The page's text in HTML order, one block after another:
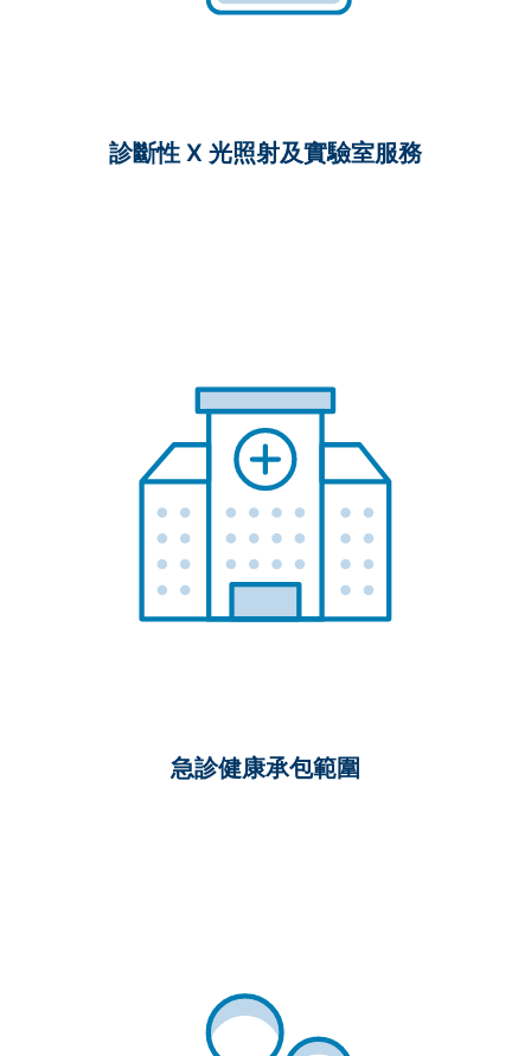
診斷性 X 光照射及實驗室服務
急診健康承包範圍
無共付額